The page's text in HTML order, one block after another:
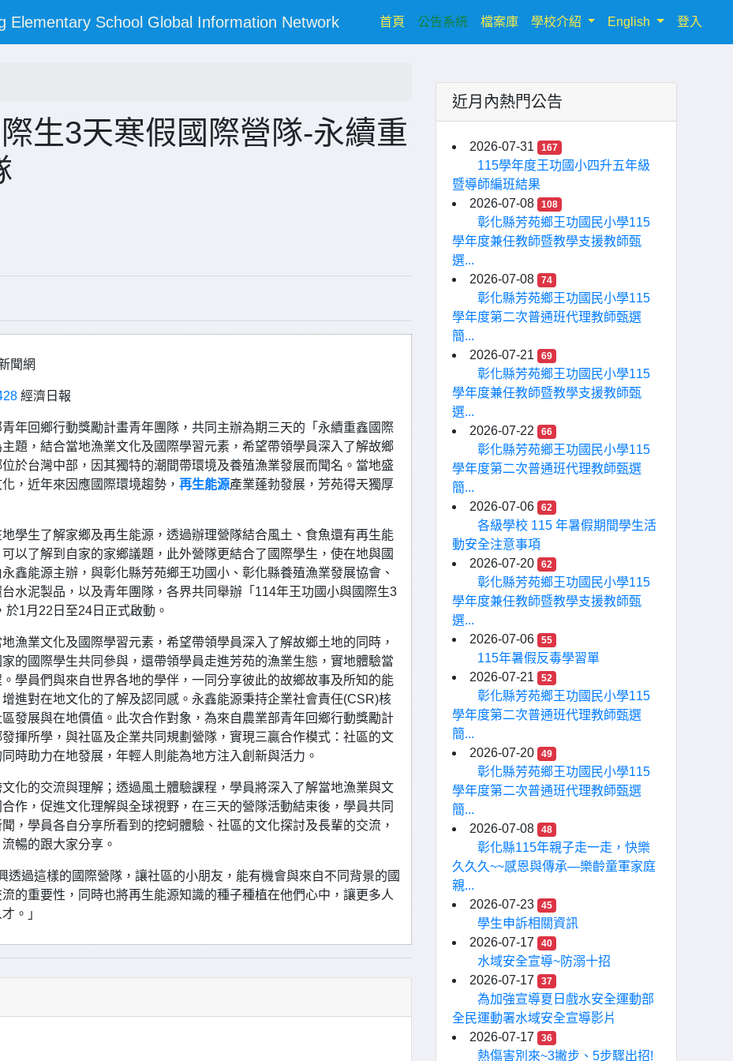
Elementary School Global Information Network 首頁(current)
公告系統 檔案庫 學校介紹 English 登入
生3天寒假國際營隊-永續重
聞網
經濟日報
年回鄉行動獎勵計畫青年團隊，共同主辦為期三天的「永續重鑫國際
題，結合當地漁業文化及國際學習元素，希望帶領學員深入了解故鄉
於台灣中部，因其獨特的潮間帶環境及養殖漁業發展而聞名。當地盛
，近年來因應國際環境趨勢， 再生能源產業蓬勃發展，芳苑得天獨厚
學生了解家鄉及再生能源，透過辦理營隊結合風土、食魚還有再生能
以了解到自家的家鄉議題，此外營隊更結合了國際學生，使在地與國
鑫能源主辦，與彰化縣芳苑鄉王功國小、彰化縣養殖漁業發展協會、
水泥製品，以及青年團隊，各界共同舉辦「114年王功國小與國際生3
1月22日至24日正式啟動。
漁業文化及國際學習元素，希望帶領學員深入了解故鄉土地的同時，
的國際學生共同參與，還帶領學員走進芳苑的漁業生態，實地體驗當
學員們與來自世界各地的學伴，一同分享彼此的故鄉故事及所知的能
進對在地文化的了解及認同感。永鑫能源秉持企業社會責任(CSR)核
發展與在地價值。此次合作對象，為來自農業部青年回鄉行動獎勵計
揮所學，與社區及企業共同規劃營隊，實現三贏合作模式：社區的文
時助力在地發展，年輕人則能為地方注入創新與活力。
化的交流與理解；透過風土體驗課程，學員將深入了解當地漁業與文
作，促進文化理解與全球視野，在三天的營隊活動結束後，學員共同
，學員各自分享所看到的挖蚵體驗、社區的文化探討及長輩的交流，
暢的跟大家分享。
過這樣的國際營隊，讓社區的小朋友，能有機會與來自不同背景的國
的重要性，同時也將再生能源知識的種子種植在他們心中，讓更多人
。」
近月內熱門公告
2026-07-31 167
115學年度王功國小四升五年級
暨導師編班結果
2026-07-08
108
彰化縣芳苑鄉王功國民小學115
學年度兼任教師暨教學支援教師甄
選...
2026-07-08
74
彰化縣芳苑鄉王功國民小學115
學年度第二次普通班代理教師甄選
簡...
2026-07-21
69
彰化縣芳苑鄉王功國民小學115
學年度兼任教師暨教學支援教師甄
選...
2026-07-22
66
彰化縣芳苑鄉王功國民小學115
學年度第二次普通班代理教師甄選
簡...
2026-07-06
62
各級學校 115 年暑假期間學生活
動安全注意事項
2026-07-20
62
彰化縣芳苑鄉王功國民小學115
學年度兼任教師暨教學支援教師甄
選...
2026-07-06
55
115年暑假反毒學習單
2026-07-21
52
彰化縣芳苑鄉王功國民小學115
學年度第二次普通班代理教師甄選
簡...
2026-07-20
49
彰化縣芳苑鄉王功國民小學115
學年度第二次普通班代理教師甄選
簡...
2026-07-08
48
彰化縣115年親子走一走，快樂
久久久~~感恩與傳承—樂齡童軍家庭
親...
2026-07-23
45
學生申訴相關資訊
2026-07-17
40
水域安全宣導~防溺十招
2026-07-17
37
為加強宣導夏日戲水安全運動部
全民運動署水域安全宣導影片
2026-07-17
36
熱傷害別來~3撇步、5步驟出招!